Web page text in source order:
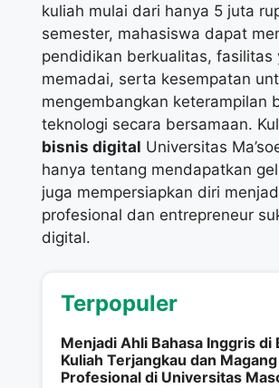
kuliah mulai dari hanya 5 juta
semester, mahasiswa dapat
pendidikan berkualitas, fasilitas
memadai, serta kesempatan
mengembangkan keterampilan
teknologi secara bersamaan.
bisnis digital Universitas
hanya tentang mendapatkan
juga mempersiapkan diri
profesional dan entrepreneur
digital.
Terpopuler
Menjadi Ahli Bahasa Inggris di
Kuliah Terjangkau dan Magang
Profesional di Universitas